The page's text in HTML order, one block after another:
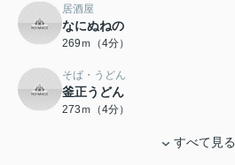
居酒屋
なにぬねの
269ｍ（4分）
そば・うどん
釜正うどん
273ｍ（4分）
すべて見る